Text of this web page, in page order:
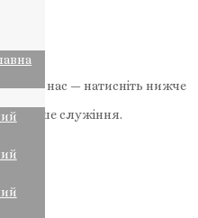
нас — натисніть нижче
наше служіння.